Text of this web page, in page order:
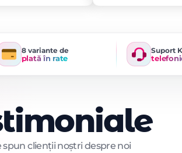
8 variante de
plată în rate
Suport
spun clienții noștri despre noi